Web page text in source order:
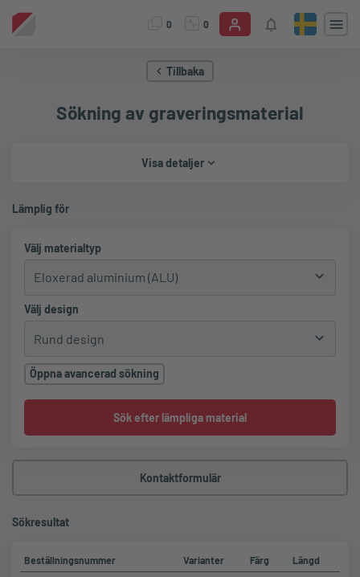
0 0
Tillbaka
Sökning av graveringsmaterial
Visa detaljer
Lämplig för
Välj materialtyp
Välj design
Öppna avancerad sökning
Sök efter lämpliga material
Kontaktformulär
Sökresultat
Beställningsnummer Varianter Färg Längd